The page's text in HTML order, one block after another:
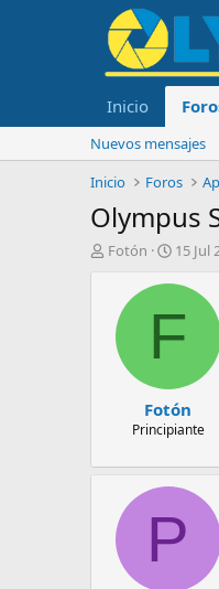
Inicio
Nuevos mensajes
Inicio
Foros
Olympus
I
l
m
Fotón
F
c
i
n
i
i
o
15 Jul
F
Fotón
Principiante
P